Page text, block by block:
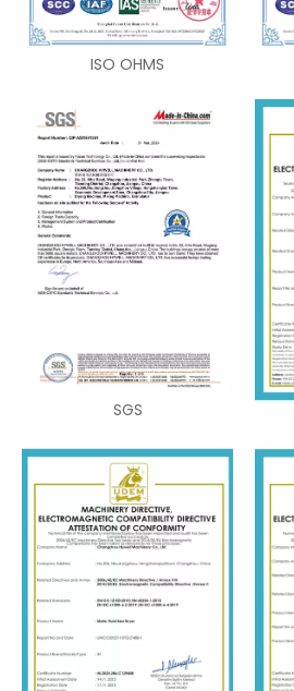
ISO OHMS
SGS